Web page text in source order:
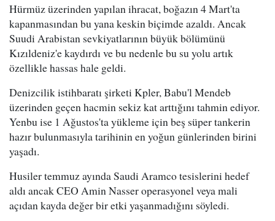
Hürmüz üzerinden yapılan ihracat, boğazın 4 Mart'ta
kapanmasından bu yana keskin biçimde azaldı. Ancak
Suudi Arabistan sevkiyatlarının büyük bölümünü
Kızıldeniz'e kaydırdı ve bu nedenle bu su yolu artık
özellikle hassas hale geldi.
Denizcilik istihbaratı şirketi Kpler, Babu'l Mendeb
üzerinden geçen hacmin sekiz kat arttığını tahmin ediyor.
Yenbu ise 1 Ağustos'ta yükleme için beş süper tankerin
hazır bulunmasıyla tarihinin en yoğun günlerinden birini
yaşadı.
Husiler temmuz ayında Saudi Aramco tesislerini hedef
aldı ancak CEO Amin Nasser operasyonel veya mali
açıdan kayda değer bir etki yaşanmadığını söyledi.